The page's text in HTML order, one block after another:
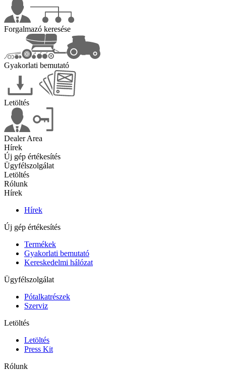
Forgalmazó keresése
Gyakorlati bemutató
Letöltés
Dealer Area
Hírek
Új gép értékesítés
Ügyfélszolgálat
Letöltés
Rólunk
Hírek
Hírek
Új gép értékesítés
Termékek
Gyakorlati bemutató
Kereskedelmi hálózat
Ügyfélszolgálat
Pótalkatrészek
Szerviz
Letöltés
Letöltés
Press Kit
Rólunk